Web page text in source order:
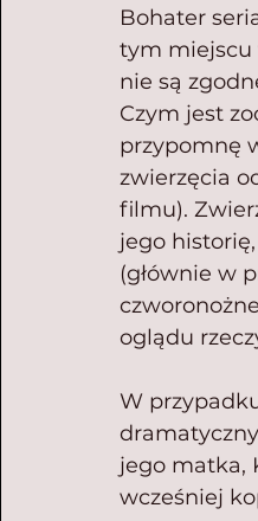
Bohater
tym miejscu
nie są
Czym jest
przypomnę
zwierzęcia
filmu).
jego
(głównie w
oglądu
W
jego matka,
wcześniej